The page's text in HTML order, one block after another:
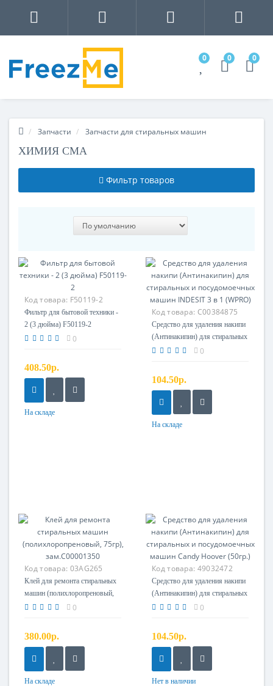
0 0 0
Запчасти Запчасти для стиральных машин
ХИМИЯ СМА
Фильтр товаров
Код товара: F50119-2
Фильтр для бытовой техники -
2 (3 дюйма) F50119-2
0
408.50р.
На складе
Код товара: C00384875
Средство для удаления накипи
(Антинакипин) для стиральных
и посудомоечных машин
0
104.50р.
На складе
Код товара: 03AG265
Клей для ремонта стиральных
машин (полихлоропреновый,
75гр), зам.C00001350
0
380.00р.
На складе
Код товара: 49032472
Средство для удаления накипи
(Антинакипин) для стиральных
и посудомоечных машин Candy
0
104.50р.
Нет в наличии